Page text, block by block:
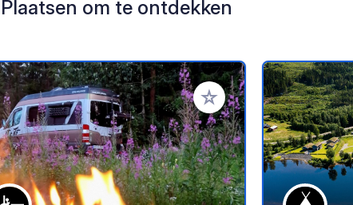
Plaatsen om te ontdekken
Voeg toe aan je favorieten